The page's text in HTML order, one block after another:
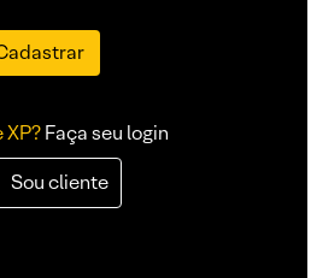
XP?Faça seu login
Sou cliente